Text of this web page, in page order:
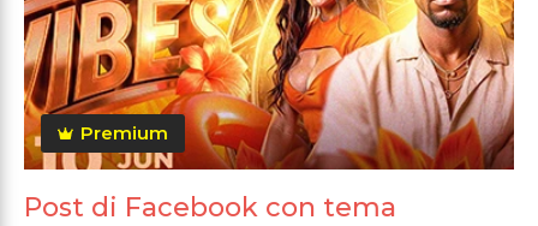
Premium
Post di Facebook con tema